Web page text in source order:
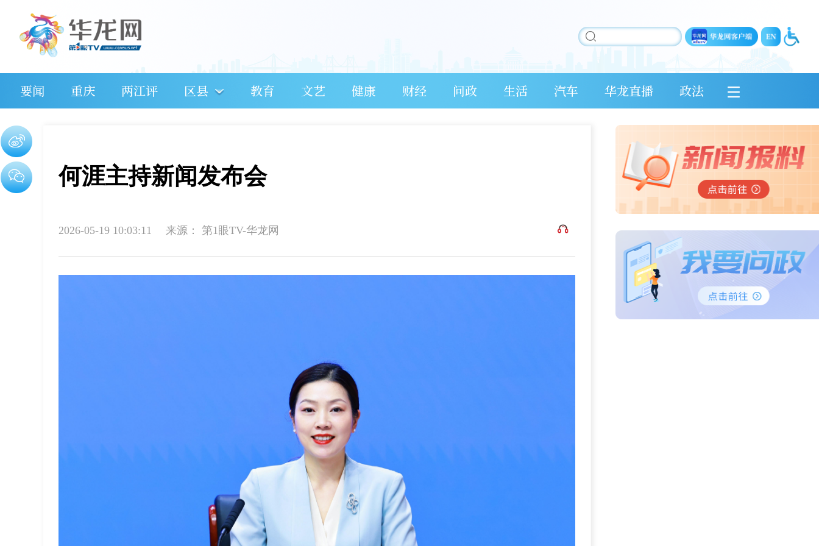
要闻 重庆 两江评 区县 教育 文艺 健康 财经 问政 生活 汽车 华龙直播 政法
何涯主持新闻发布会
2026-05-19 10:03:11 来源： 第1眼TV-华龙网